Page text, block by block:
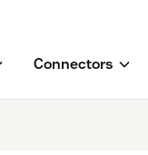
Connectors